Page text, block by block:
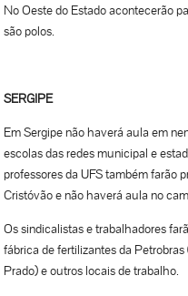
No Oeste do Estado acontecerão
são polos.
SERGIPE
Em Sergipe não haverá aula em
escolas das redes municipal e
professores da UFS também farão
Cristóvão e não haverá aula no
Os sindicalistas e trabalhadores
fábrica de fertilizantes da
Prado) e outros locais de trabalho.